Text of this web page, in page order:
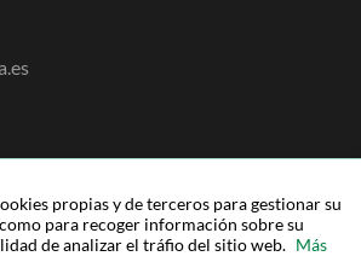
propias y de terceros para gestionar su
para recoger información sobre su
de analizar el tráfio del sitio web. Más